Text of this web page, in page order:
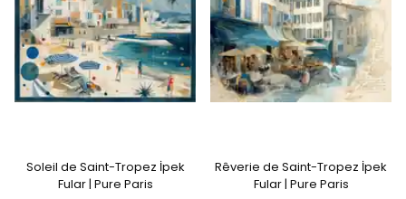
Soleil de Saint-Tropez İpek
Fular | Pure Paris
Rêverie de Saint-Tropez İpek
Fular | Pure Paris